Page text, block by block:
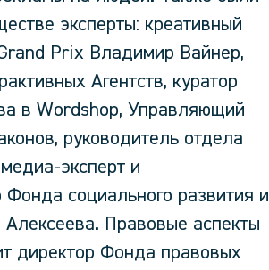
эксперты: креативный
Prix Владимир Вайнер,
Агентств, куратор
в Wordshop, Управляющий
руководитель отдела
эксперт и
социального развития и
Правовые аспекты
директор Фонда правовых